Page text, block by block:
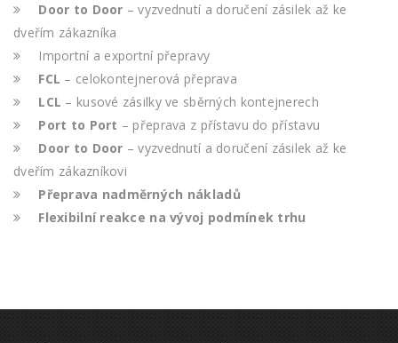
Door to Door – vyzvednutí a doručení zásilek až ke
dveřím zákazníka
Importní a exportní přepravy
FCL – celokontejnerová přeprava
LCL – kusové zásilky ve sběrných kontejnerech
Port to Port – přeprava z přístavu do přístavu
Door to Door – vyzvednutí a doručení zásilek až ke
dveřím zákazníkovi
Přeprava nadměrných nákladů
Flexibilní reakce na vývoj podmínek trhu